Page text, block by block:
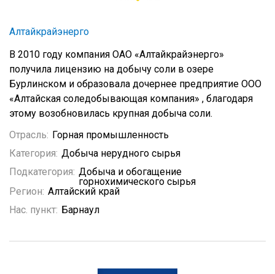
Алтайкрайэнерго
В 2010 году компания ОАО «Алтайкрайэнерго»
получила лицензию на добычу соли в озере
Бурлинском и образовала дочернее предприятие ООО
«Алтайская соледобывающая компания» , благодаря
этому возобновилась крупная добыча соли.
Отрасль: Горная промышленность
Категория: Добыча нерудного сырья
Подкатегория: Добыча и обогащение
горнохимического сырья
Регион: Алтайский край
Нас. пункт: Барнаул